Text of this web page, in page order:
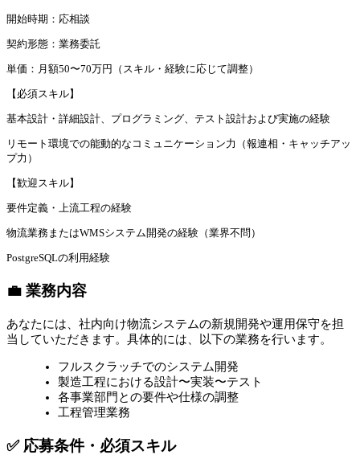
開始時期：応相談
契約形態：業務委託
単価：月額50〜70万円（スキル・経験に応じて調整）
【必須スキル】
基本設計・詳細設計、プログラミング、テスト設計および実施の経験
リモート環境での能動的なコミュニケーション力（報連相・キャッチアッ
プ力）
【歓迎スキル】
要件定義・上流工程の経験
物流業務またはWMSシステム開発の経験（業界不問）
PostgreSQLの利用経験
💼 業務内容
あなたには、社内向け物流システムの新規開発や運用保守を担
当していただきます。具体的には、以下の業務を行います。
フルスクラッチでのシステム開発
製造工程における設計〜実装〜テスト
各事業部門との要件や仕様の調整
工程管理業務
✅ 応募条件・必須スキル